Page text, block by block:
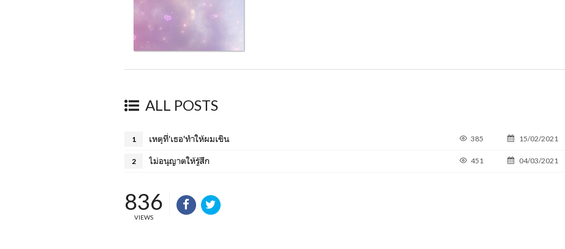
ALL POSTS
1 เหตุที่'เธอ'ทำให้ผมเขิน 385 15/02/2021
2 ไม่อนุญาตให้รู้สึก 451 04/03/2021
836
VIEWS